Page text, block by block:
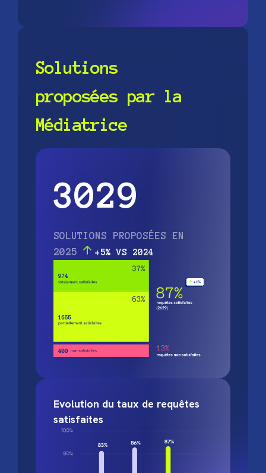
Solutions
proposées par la
Médiatrice
3029
SOLUTIONS PROPOSÉES EN
2025
+5% VS 2024
Evolution du taux de requêtes
satisfaites